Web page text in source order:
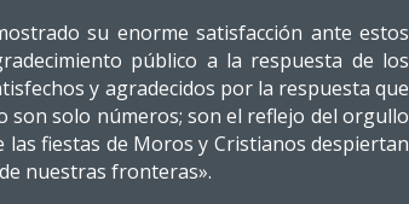
su enorme satisfacción ante estos
público a la respuesta de los
y agradecidos por la respuesta que
son solo números; son el reflejo del orgullo
fiestas de Moros y Cristianos despiertan
nuestras fronteras».